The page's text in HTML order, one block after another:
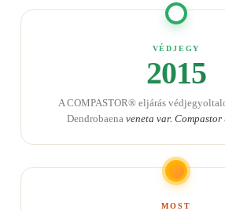
VÉDJEGY
2015
A COMPASTOR® eljárás
Dendrobaena veneta var. Compastor
MOST